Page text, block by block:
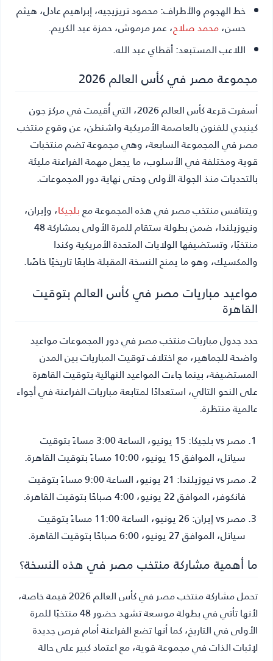
خط الهجوم والأطراف:محمود تريزيجيه، إبراهيم عادل، هيثم
حسن،محمد صلاح، عمر مرموش، حمزة عبد الكريم.
اللاعب المستبعد:أقطاي عبد الله.
مجموعة مصر في كأس العالم 2026
أسفرت قرعة كأس العالم 2026، التي أُقيمت في مركز جون
كينيدي للفنون بالعاصمة الأمريكية واشنطن، عن وقوع منتخب
مصر في المجموعة السابعة، وهي مجموعة تضم منتخبات
قوية ومختلفة في الأسلوب، ما يجعل مهمة الفراعنة مليئة
بالتحديات منذ الجولة الأولى وحتى نهاية دور المجموعات.
ويتنافس منتخب مصر في هذه المجموعة معبلجيكا، وإيران،
ونيوزيلندا، ضمن بطولة ستقام للمرة الأولى بمشاركة 48
منتخبًا، وتستضيفها الولايات المتحدة الأمريكية وكندا
والمكسيك، وهو ما يمنح النسخة المقبلة طابعًا تاريخيًا خاصًا.
مواعيد مباريات مصر في كأس العالم بتوقيت
القاهرة
حدد جدول مباريات منتخب مصر في دور المجموعات مواعيد
واضحة للجماهير، مع اختلاف توقيت المباريات بين المدن
المستضيفة، بينما جاءت المواعيد النهائية بتوقيت القاهرة
على النحو التالي، استعدادًا لمتابعة مباريات الفراعنة في أجواء
عالمية منتظرة.
مصر vs بلجيكا:
15 يونيو، الساعة 3:00 مساءً بتوقيت
سياتل، الموافق 15 يونيو، 10:00 مساءً بتوقيت القاهرة.
مصر vs نيوزيلندا:
21 يونيو، الساعة 9:00 مساءً بتوقيت
فانكوفر، الموافق 22 يونيو، 4:00 صباحًا بتوقيت القاهرة.
مصر vs إيران:
26 يونيو، الساعة 11:00 مساءً بتوقيت
سياتل، الموافق 27 يونيو، 6:00 صباحًا بتوقيت القاهرة.
ما أهمية مشاركة منتخب مصر في هذه النسخة؟
تحمل مشاركة منتخب مصر في كأس العالم 2026 قيمة خاصة،
لأنها تأتي في بطولة موسعة تشهد حضور 48 منتخبًا للمرة
الأولى في التاريخ، كما أنها تضع الفراعنة أمام فرص جديدة
لإثبات الذات في مجموعة قوية، مع اعتماد كبير على حالة